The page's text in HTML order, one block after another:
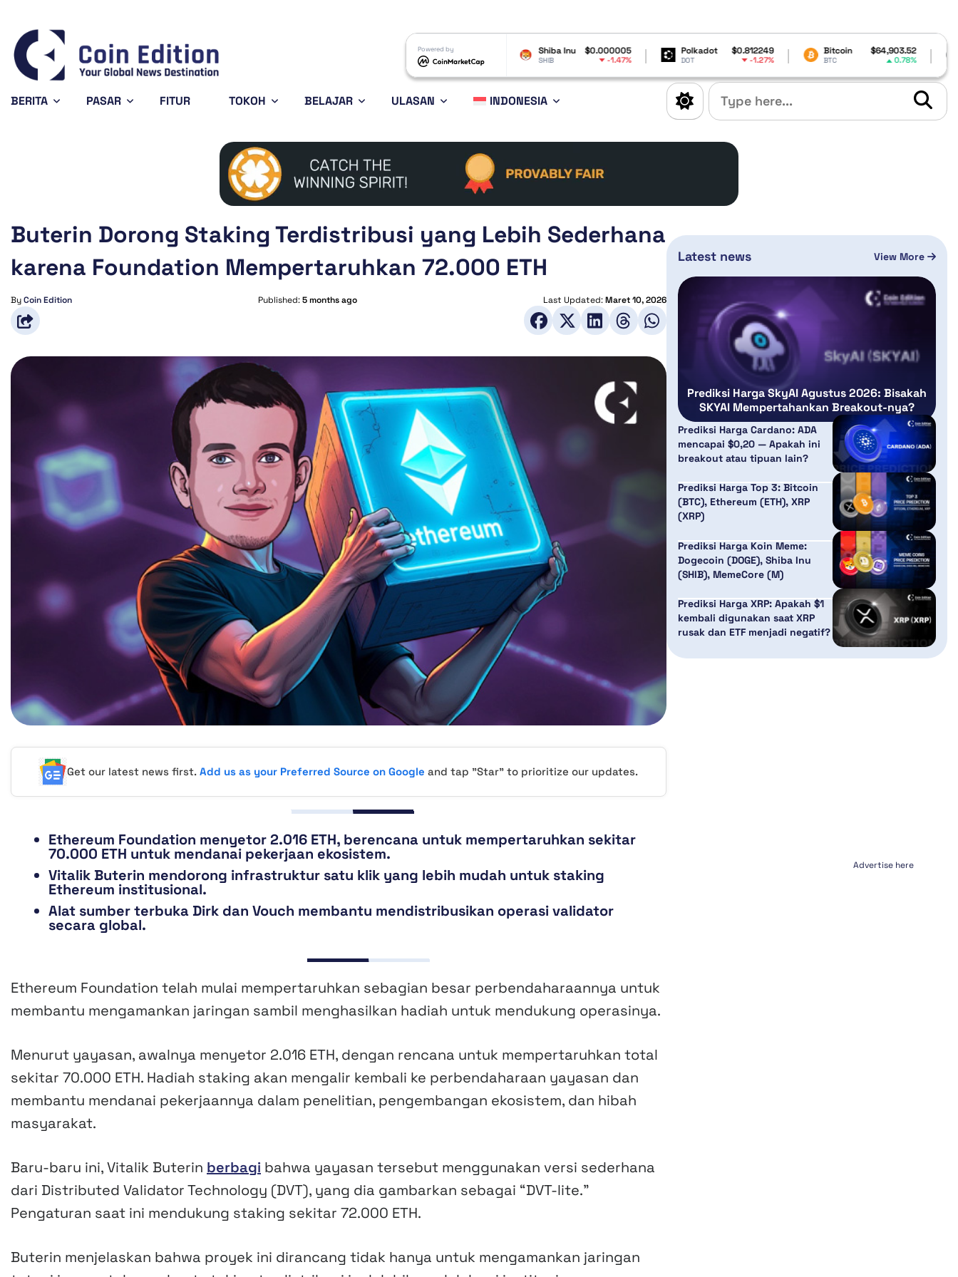
Powered by
Cardano $0.201495
ADA -0.95%
Solana
SOL
$0.000005
SHIB -1.47%
Polkadot $0.812249
DOT -1.27%
Bitcoin $64,903.52
BTC 0.78%
XRP
XRP
BERITA PASAR FITUR TOKOH BELAJAR ULASAN INDONESIA
Buterin Dorong Staking Terdistribusi yang Lebih Sederhana
karena Foundation Mempertaruhkan 72.000 ETH
ByCoin Edition Published:5 months ago Last Updated:Maret 10, 2026
Get our latest news first.Add us as your Preferred Source on Google and tap "Star" to prioritize our updates.
Ethereum Foundation menyetor 2.016 ETH, berencana untuk mempertaruhkan sekitar
70.000 ETH untuk mendanai pekerjaan ekosistem.
Vitalik Buterin mendorong infrastruktur satu klik yang lebih mudah untuk staking
Ethereum institusional.
Alat sumber terbuka Dirk dan Vouch membantu mendistribusikan operasi validator
secara global.
Ethereum Foundation telah mulai mempertaruhkan sebagian besar perbendaharaannya untuk
membantu mengamankan jaringan sambil menghasilkan hadiah untuk mendukung operasinya.
Menurut yayasan, awalnya menyetor 2.016 ETH, dengan rencana untuk mempertaruhkan total
sekitar 70.000 ETH. Hadiah staking akan mengalir kembali ke perbendaharaan yayasan dan
membantu mendanai pekerjaannya dalam penelitian, pengembangan ekosistem, dan hibah
masyarakat.
Baru-baru ini, Vitalik Buterin berbagi bahwa yayasan tersebut menggunakan versi sederhana
dari Distributed Validator Technology (DVT), yang dia gambarkan sebagai “DVT-lite.”
Pengaturan saat ini mendukung staking sekitar 72.000 ETH.
Buterin menjelaskan bahwa proyek ini dirancang tidak hanya untuk mengamankan jaringan
Latest news View More
Prediksi Harga SkyAI Agustus 2026: Bisakah
SKYAI Mempertahankan Breakout-nya?
Prediksi Harga Cardano: ADA
mencapai $0,20 — Apakah ini
breakout atau tipuan lain?
Prediksi Harga Top 3: Bitcoin
(BTC), Ethereum (ETH), XRP
(XRP)
Prediksi Harga Koin Meme:
Dogecoin (DOGE), Shiba Inu
(SHIB), MemeCore (M)
Prediksi Harga XRP: Apakah $1
kembali digunakan saat XRP
rusak dan ETF menjadi negatif?
Advertise here